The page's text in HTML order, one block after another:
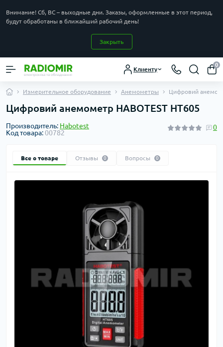
Внимание! Сб, ВС – выходные дни. Заказы, оформленные в этот период,
будут обработаны в ближайший рабочий день!
Закрыть
Клиенту
0
Измерительное оборудование Анемометры Цифровий
Цифровий анемометр HABOTEST HT605
Производитель: Habotest
Код товара:00782
0
Все о товаре Отзывы 0 Вопросы 0